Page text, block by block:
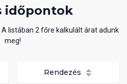
időpontok
listában 2 főre kalkulált árat adunk
meg!
Rendezés